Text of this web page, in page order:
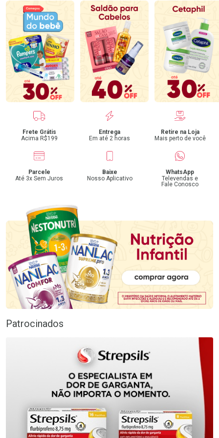
Benefícios
Frete Grátis
Acima R$199
Entrega
Em até 2 horas
Retire na Loja
Mais perto de você
Parcele
Até 3x Sem Juros
Baixe
Nosso Aplicativo
WhatsApp
Televendas e
Fale Conosco
Patrocinados